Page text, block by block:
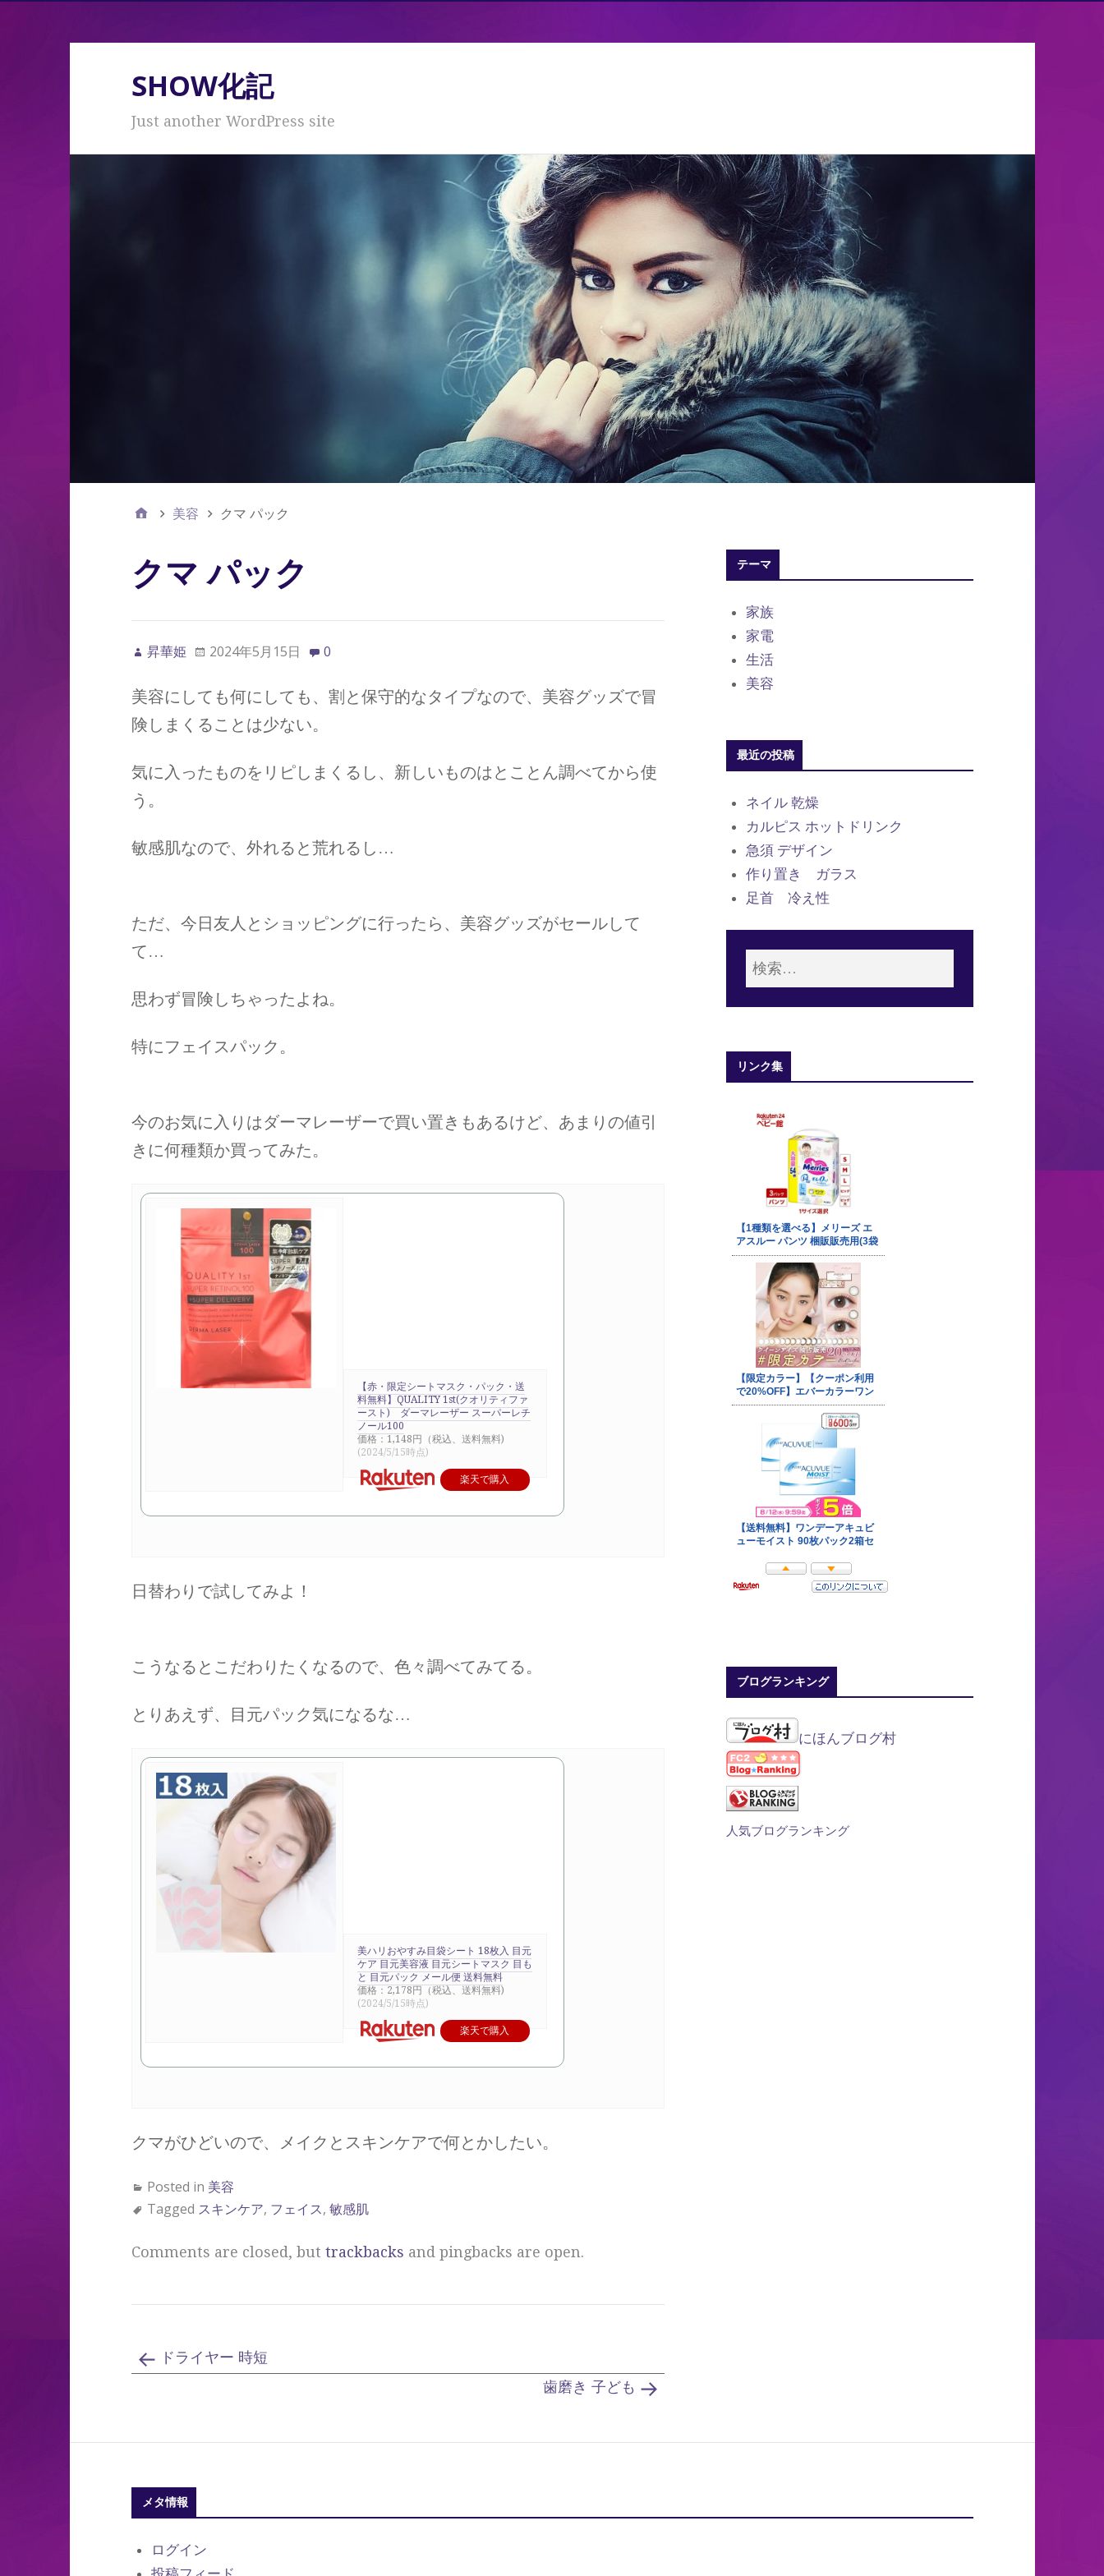
SHOW化記
Just another WordPress site
美容 クマ パック
クマ パック
昇華姫 2024年5月15日 0
美容にしても何にしても、割と保守的なタイプなので、美容グッズで冒
険しまくることは少ない。
気に入ったものをリピしまくるし、新しいものはとことん調べてから使
う。
敏感肌なので、外れると荒れるし…
ただ、今日友人とショッピングに行ったら、美容グッズがセールして
て…
思わず冒険しちゃったよね。
特にフェイスパック。
今のお気に入りはダーマレーザーで買い置きもあるけど、あまりの値引
きに何種類か買ってみた。
【赤・限定シートマスク・パック・送
料無料】QUALITY 1st(クオリティファ
ースト) ダーマレーザー スーパーレチ
ノール100
価格：1,148円（税込、送料無料)
(2024/5/15時点)
楽天で購入
日替わりで試してみよ！
こうなるとこだわりたくなるので、色々調べてみてる。
とりあえず、目元パック気になるな…
美ハリおやすみ目袋シート 18枚入 目元
ケア 目元美容液 目元シートマスク 目も
と 目元パック メール便 送料無料
価格：2,178円（税込、送料無料)
(2024/5/15時点)
楽天で購入
クマがひどいので、メイクとスキンケアで何とかしたい。
Posted in 美容
Tagged スキンケア, フェイス, 敏感肌
Comments are closed, but trackbacks and pingbacks are open.
ドライヤー 時短
歯磨き 子ども
テーマ
家族
家電
生活
美容
最近の投稿
ネイル 乾燥
カルピス ホットドリンク
急須 デザイン
作り置き ガラス
足首 冷え性
リンク集
ブログランキング
にほんブログ村
人気ブログランキング
メタ情報
ログイン